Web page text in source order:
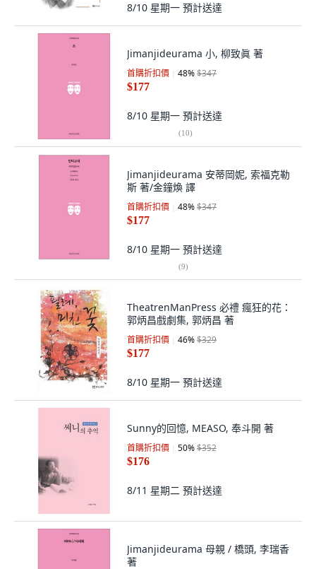
8/10 星期一 預計送達
Jimanjideurama 小, 柳致眞 著
首購折扣價 48%$347
$177
8/10 星期一 預計送達
(10)
Jimanjideurama 安蒂岡妮, 索福克勒
斯 著/金鐘煥 譯
首購折扣價 48%$347
$177
8/10 星期一 預計送達
(9)
TheatrenManPress 必禮 瘋狂的花：
郭炳昌戲劇集, 郭炳昌 著
首購折扣價 46%$329
$177
8/10 星期一 預計送達
Sunny的回憶, MEASO, 奉斗開 著
首購折扣價 50%$352
$176
8/11 星期二 預計送達
Jimanjideurama 母親 / 橋頭, 李瑞香
著